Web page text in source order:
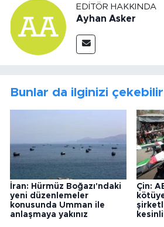
EDITÖR HAKKINDA
Ayhan Asker
Bunlar da ilginizi çekebilir
İran: Hürmüz Boğazı'ndaki
yeni düzenlemeler
konusunda Umman ile
anlaşmaya yakınız
Çin: